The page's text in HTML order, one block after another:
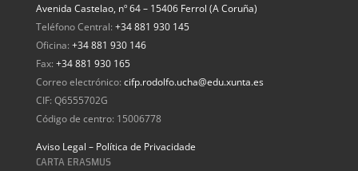
Avenida Castelao, nº 64 – 15406 Ferrol (A Coruña)
Teléfono Central: +34 881 930 145
Oficina: +34 881 930 146
Fax: +34 881 930 165
Correo electrónico: cifp.rodolfo.ucha@edu.xunta.es
CIF: Q6555702G
Código de centro: 15006778
Aviso Legal – Política de Privacidade
CARTA ERASMUS